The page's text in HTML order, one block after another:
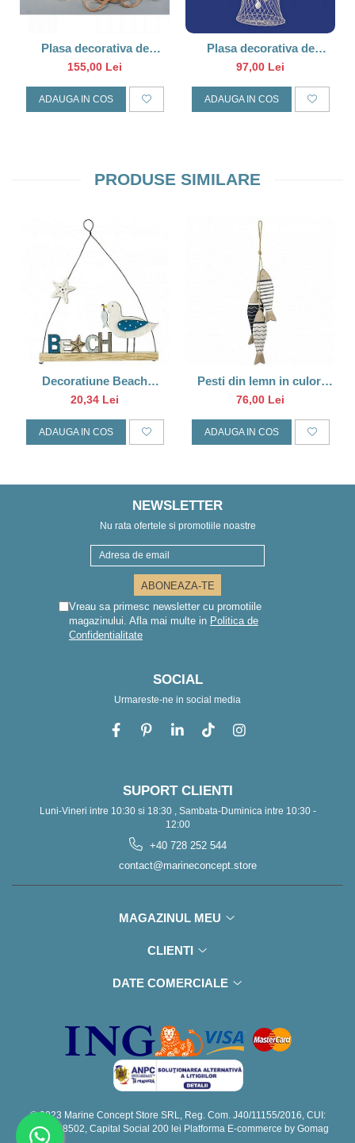
Plasa decorativa de
pescuit cu plute, 2.5x1.5m
155,00 Lei
ADAUGA IN COS
Plasa decorativa de
pescuit, 60cm ( Juvelnic
decorativ )
97,00 Lei
ADAUGA IN COS
PRODUSE SIMILARE
Decoratiune Beach
pescarus
20,34 Lei
ADAUGA IN COS
Pesti din lemn in culori
marine
76,00 Lei
ADAUGA IN COS
NEWSLETTER
Nu rata ofertele si promotiile noastre
Vreau sa primesc newsletter cu promotiile
magazinului. Afla mai multe in Politica de
Confidentialitate
SOCIAL
Urmareste-ne in social media
SUPORT CLIENTI
Luni-Vineri intre 10:30 si 18:30 , Sambata-Duminica intre 10:30 -
12:00
+40 728 252 544
contact@marineconcept.store
MAGAZINUL MEU
CLIENTI
DATE COMERCIALE
© 2023 Marine Concept Store SRL, Reg. Com. J40/11155/2016, CUI:
RO36448502, Capital Social 200 lei Platforma E-commerce by Gomag